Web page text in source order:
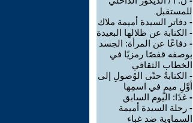
للمستقبل
- دفاتر السيدة أميمة ملاك
- الكتابة عن ظلالها البعيدة
- دفاعًا عن المرأة: الجسد
بوصفه قفصًا رمزيًا في
الخطاب الثقافي
- الكتابةُ حتّى الوُصولِ إلى
أوَّلِ ميمٍ في اسمِها
- غدًا: اليوم السابق
- رحلة السيدة أميمة
السماوية ضد غباء